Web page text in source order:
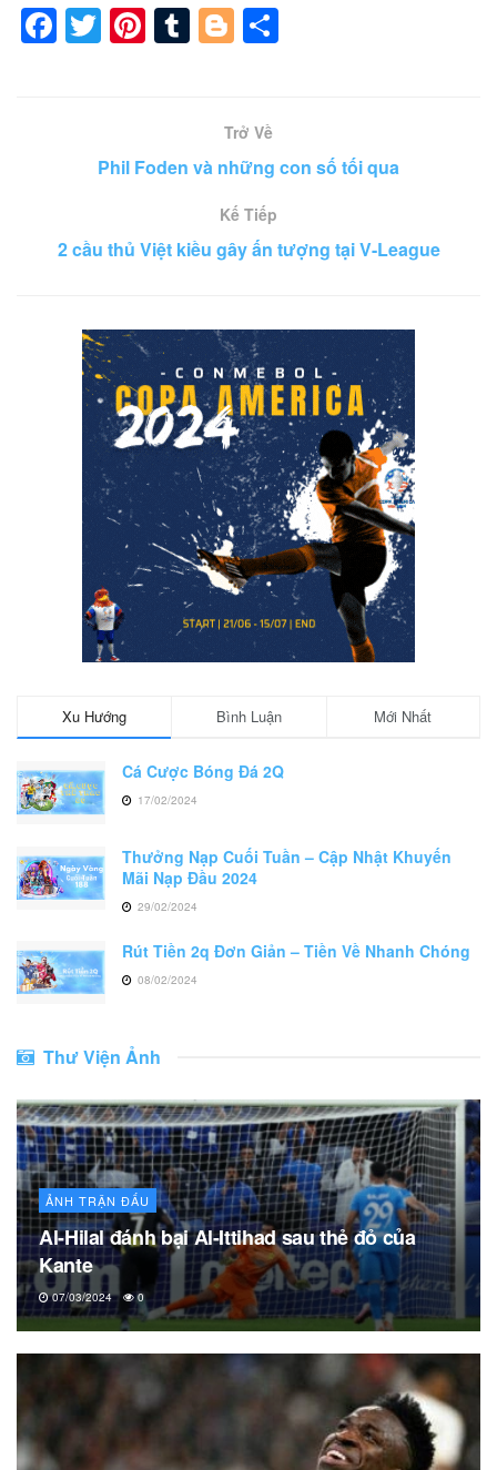
F
a
o
k
T
wi
Pi
nt
st
T
u
r
Bl
o
g
er
Trở Về
Phil Foden và những con số tối qua
Kế Tiếp
2 cầu thủ Việt kiều gây ấn tượng tại V-League
Xu Hướng Bình Luận Mới Nhất
Cá Cược Bóng Đá 2Q
17/02/2024
Thưởng Nạp Cuối Tuần – Cập Nhật Khuyến
Mãi Nạp Đầu 2024
29/02/2024
Rút Tiền 2q Đơn Giản – Tiền Về Nhanh Chóng
08/02/2024
Thư Viện Ảnh
ẢNH TRẬN ĐẤU
Al-Hilal đánh bại Al-Ittihad sau thẻ đỏ của
Kante
07/03/2024 0